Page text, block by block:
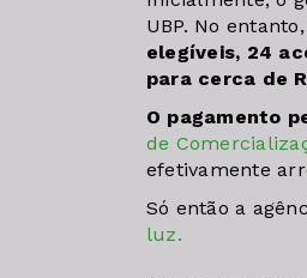
UBP. No
elegíveis, 24
para cerca de
O pagamento
de
efetivamente
Só então a
luz.